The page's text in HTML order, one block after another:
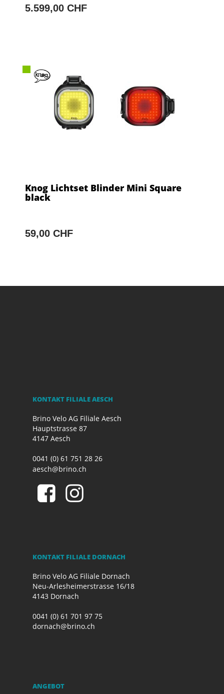
5.599,00 CHF
Knog Lichtset Blinder Mini Square
black
59,00 CHF
KONTAKT FILIALE AESCH
Brino Velo AG Filiale Aesch
Hauptstrasse 87
4147 Aesch
0041 (0) 61 751 28 26
aesch@brino.ch
KONTAKT FILIALE DORNACH
Brino Velo AG Filiale Dornach
Neu-Arlesheimerstrasse 16/18
4143 Dornach
0041 (0) 61 701 97 75
dornach@brino.ch
ANGEBOT